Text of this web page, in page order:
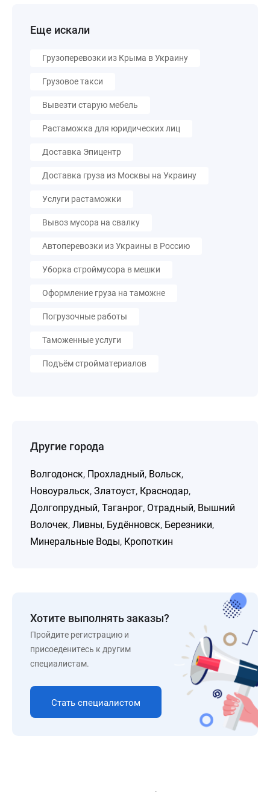
Еще искали
Грузоперевозки из Крыма в Украину
Грузовое такси
Вывезти старую мебель
Растаможка для юридических лиц
Доставка Эпицентр
Доставка груза из Москвы на Украину
Услуги растаможки
Вывоз мусора на свалку
Автоперевозки из Украины в Россию
Уборка строймусора в мешки
Оформление груза на таможне
Погрузочные работы
Таможенные услуги
Подъём стройматериалов
Другие города
Волгодонск, Прохладный, Вольск,
Новоуральск, Златоуст, Краснодар,
Долгопрудный, Таганрог, Отрадный, Вышний
Волочек, Ливны, Будённовск, Березники,
Минеральные Воды, Кропоткин
Хотите выполнять заказы?
Пройдите регистрацию и
присоеденитесь к другим
специалистам.
Стать специалистом